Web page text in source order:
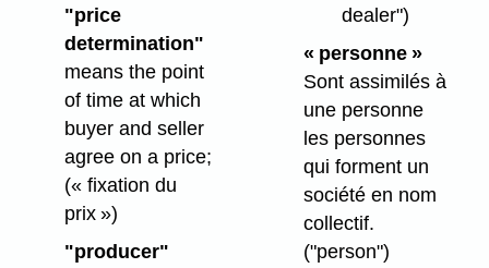
"price
determination"
means the point
of time at which
buyer and seller
agree on a price;
(« fixation du
prix »)
"producer"
dealer")
« personne »
Sont assimilés à
une personne
les personnes
qui forment un
société en nom
collectif.
("person")